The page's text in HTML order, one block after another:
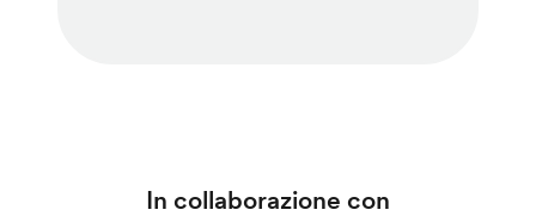
In collaborazione con